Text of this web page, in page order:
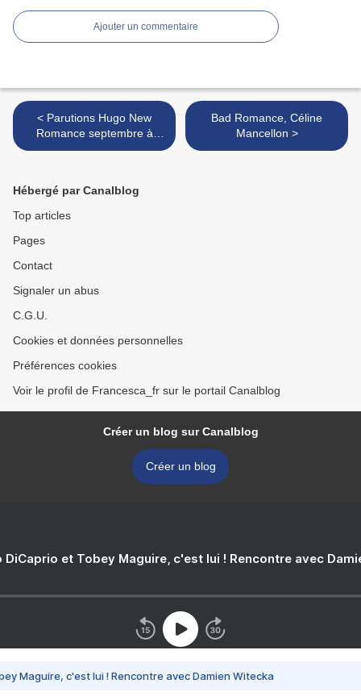
Ajouter un commentaire
< Parutions Hugo New
Romance septembre à
décembre 2016
Bad Romance, Céline
Mancellon >
Hébergé par Canalblog
Top articles
Pages
Contact
Signaler un abus
C.G.U.
Cookies et données personnelles
Préférences cookies
Voir le profil de Francesca_fr sur le portail Canalblog
Créer un blog sur Canalblog
Créer un blog
DiCaprio et Tobey Maguire, c'est lui ! Rencontre avec
Maguire, c'est lui ! Rencontre avec Damien Witecka